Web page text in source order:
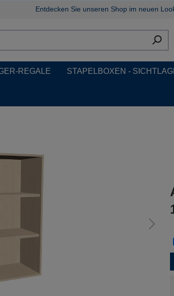
Entdecken Sie unseren Shop im neuen
REGALE STAPELBOXEN -